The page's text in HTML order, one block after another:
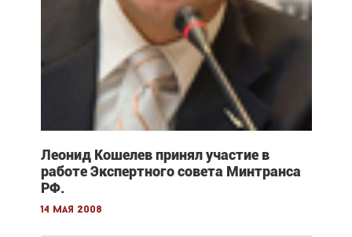
Леонид Кошелев принял участие в
работе Экспертного совета Минтранса
РФ.
14 мая 2008